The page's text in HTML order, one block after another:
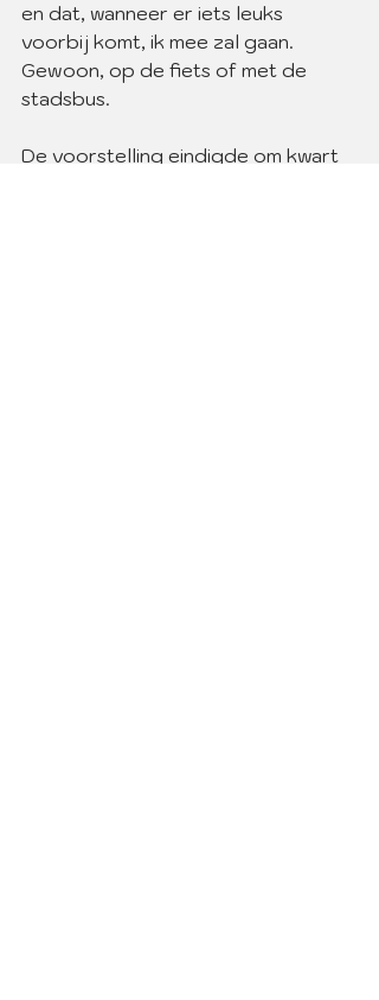
en dat, wanneer er iets leuks
voorbij komt, ik mee zal gaan.
Gewoon, op de fiets of met de
stadsbus.
De voorstelling eindigde om kwart